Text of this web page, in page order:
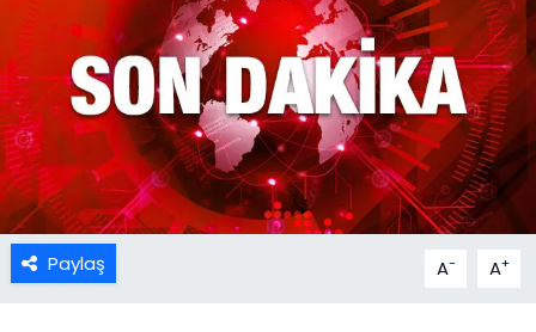
Paylaş A- A+